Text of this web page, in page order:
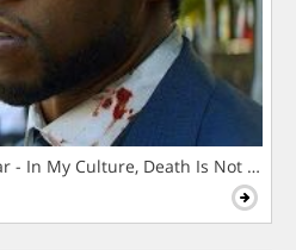
- In My Culture, Death Is Not The